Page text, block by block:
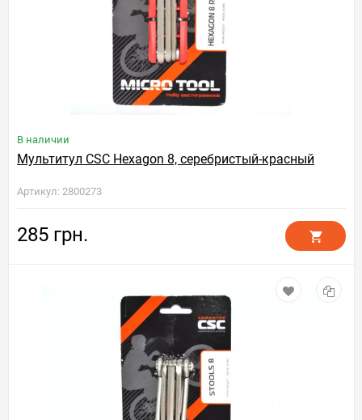
В наличии
Мультитул CSC Hexagon 8, серебристый-красный
Артикул: 2800273
285 грн.